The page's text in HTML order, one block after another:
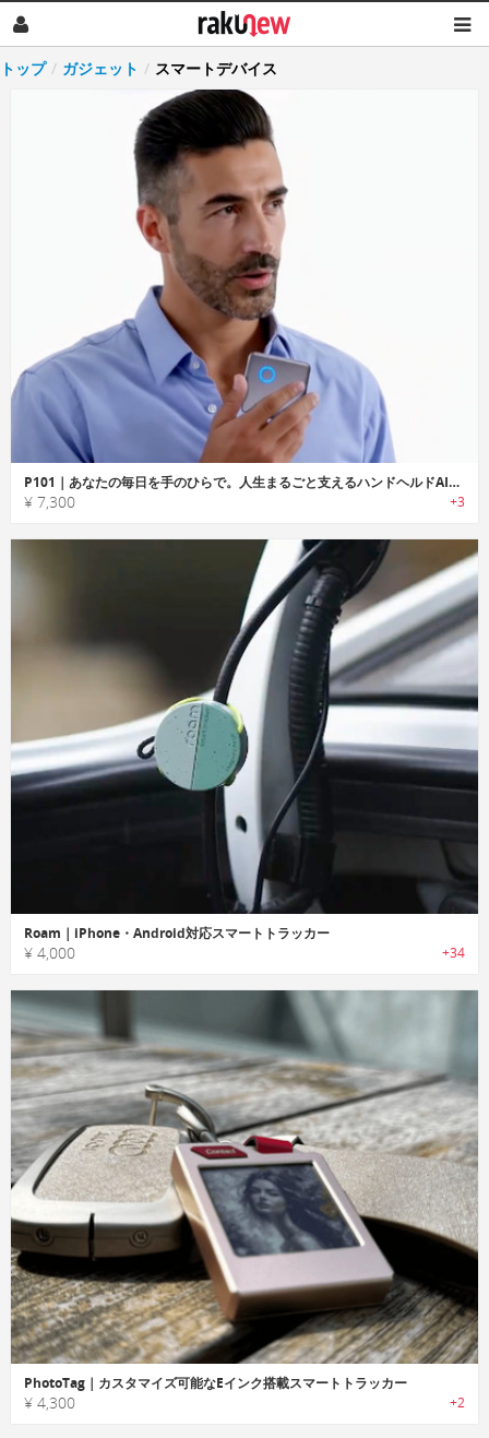
トップ / ガジェット / スマートデバイス
P101｜あなたの毎日を手のひらで。人生まるごと支えるハンドヘルドAIデバイス
¥ 7,300 +3
Roam｜iPhone・Android対応スマートトラッカー
¥ 4,000 +34
PhotoTag｜カスタマイズ可能なEインク搭載スマートトラッカー
¥ 4,300 +2